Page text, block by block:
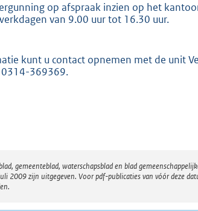
op afspraak inzien op het
van 9.00 uur tot 16.30 uur.
kunt u contact opnemen met de unit
369369.
gemeenteblad, waterschapsblad en blad
2009 zijn uitgegeven. Voor pdf-publicaties van vóór deze